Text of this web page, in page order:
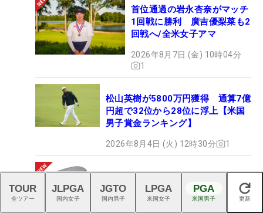
首位通過の岩永杏奈がマッチ
1回戦に勝利 廣吉優梨菜も2
回戦へ/全米女子アマ
2026年8月7日 (金) 10時04分
1
松山英樹が5800万円獲得 通算7億
円超で32位から28位に浮上【米国
男子賞金ランキング】
2026年8月4日 (火) 12時30分 1
お助けドルフィンが激スピンに！
ノーメッキのキャスコ『DW-125G
High Spin』、9月11日デビュー
閉じる
TOUR
全ツアー
JLPGA
国内女子
JGTO
国内男子
LPGA
米国女子
PGA
米国男子 更新